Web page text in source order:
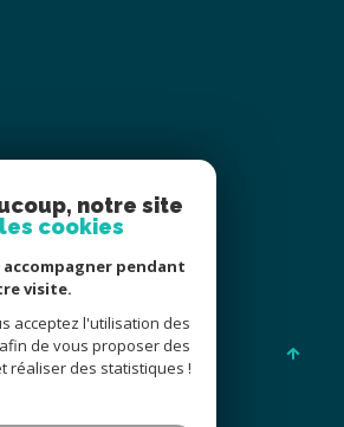
notre site
cookies
pendant
visite.
acceptez l'utilisation des
de vous proposer des
réaliser des statistiques !